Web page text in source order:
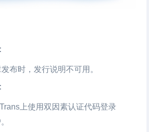
布时，发行说明不可用。
上使用双因素认证代码登录